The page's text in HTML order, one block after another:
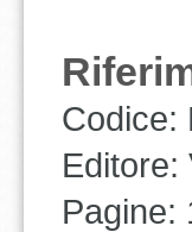
Codice:
Editore:
Pagine: